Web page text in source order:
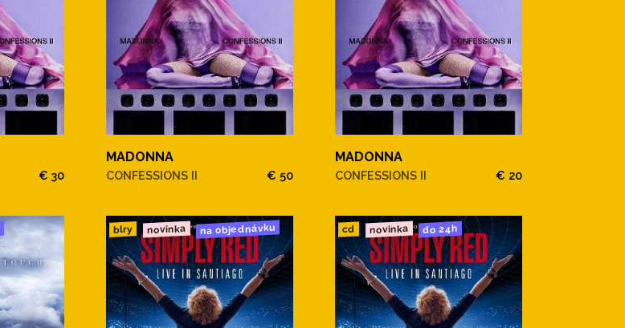
€ 30
MADONNA
CONFESSIONS II € 50
MADONNA
CONFESSIONS II € 20
blry novinka na objednávku cd novinka do 24h